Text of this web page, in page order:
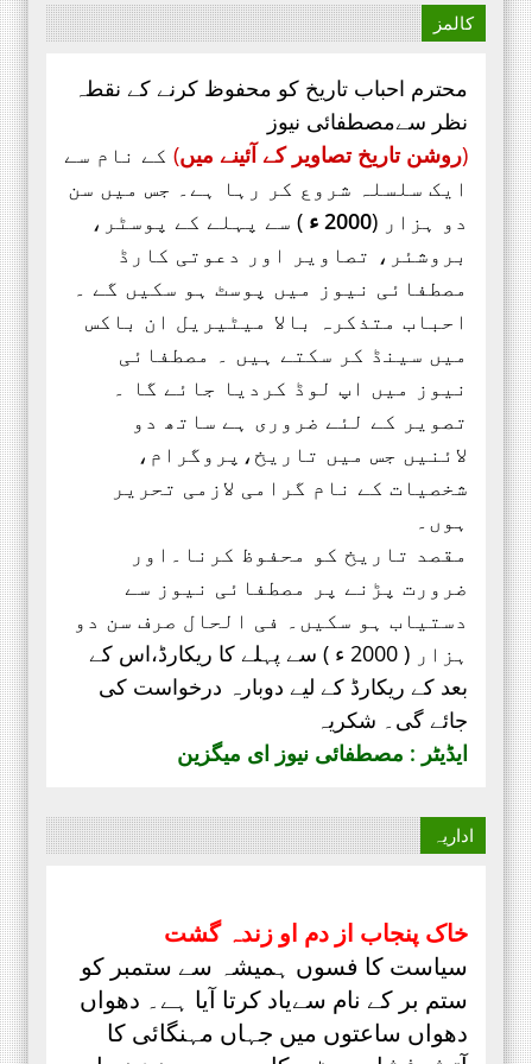
کالمز
محترم احباب تاریخ کو محفوظ کرنے کے نقطہ
نظر سےمصطفائی نیوز
(روشن تاریخ تصاویر کے آئینے میں) کے نام سے
ایک سلسلہ شروع کر رہا ہے۔ جس میں سن
دو ہزار (2000 ء
) سے پہلے کے پوسٹر،
بروشئر، تصاویر اور دعوتی کارڈ
مصطفائی نیوز میں پوسٹ ہو سکیں گے ۔
احباب متذکرہ بالا میٹیریل ان باکس
میں سینڈ کر سکتے ہیں ۔ مصطفائی
نیوز میں اپ لوڈ کردیا جائے گا ۔
تصویر کے لئے ضروری ہے ساتھ دو
لائنیں جس میں تاریخ،پروگرام،
شخصیات کے نام گرامی لازمی تحریر
ہوں۔
مقصد تاریخ کو محفوظ کرنا۔اور
ضرورت پڑنے پر مصطفائی نیوز سے
دستیاب ہو سکیں۔ فی الحال صرف سن دو
ہزار ( 2000 ء ) سے پہلے کا ریکارڈ،
اس کے
بعد کے ریکارڈ کے لیے دوبارہ درخواست کی
جائے گی۔ شکریہ
ایڈیٹر : مصطفائی نیوز ای میگزین
اداریہ
خاک پنجاب از دم او زندہ گشت
سیاست کا فسوں ہمیشہ سے ستمبر کو
ستم بر کے نام سےیاد کرتا آیا ہے۔ دھواں
دھواں ساعتوں میں جہاں مہنگائی کا